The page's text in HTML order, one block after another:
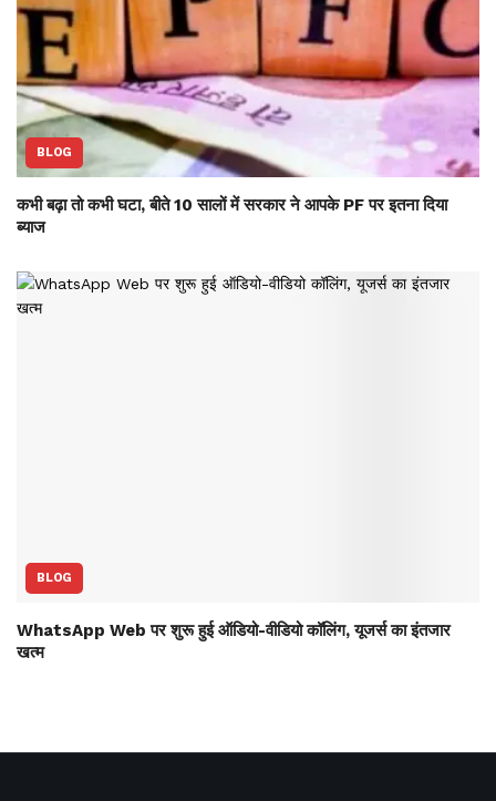
BLOG
कभी बढ़ा तो कभी घटा, बीते 10 सालों में सरकार ने आपके PF पर इतना दिया
ब्याज
BLOG
WhatsApp Web पर शुरू हुई ऑडियो-वीडियो कॉलिंग, यूजर्स का इंतजार
खत्म